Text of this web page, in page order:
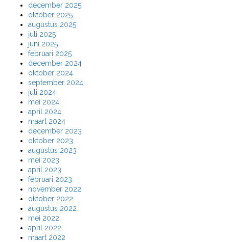
december 2025
oktober 2025
augustus 2025
juli 2025
juni 2025
februari 2025
december 2024
oktober 2024
september 2024
juli 2024
mei 2024
april 2024
maart 2024
december 2023
oktober 2023
augustus 2023
mei 2023
april 2023
februari 2023
november 2022
oktober 2022
augustus 2022
mei 2022
april 2022
maart 2022